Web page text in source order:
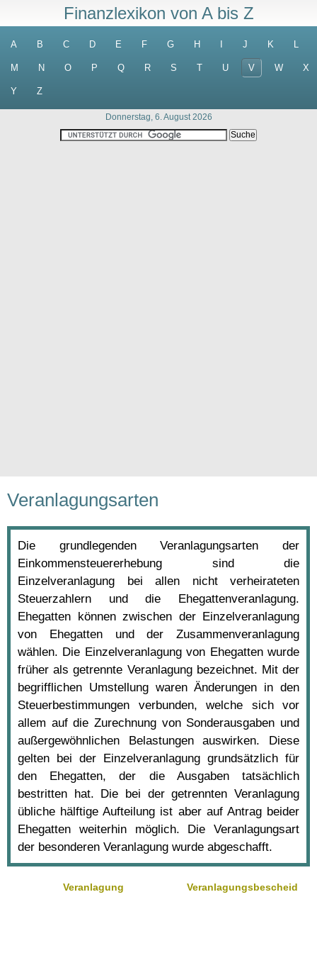
Finanzlexikon von A bis Z
A B C D E F G H J K L
M N O P Q R S T U V W X
Y Z
Donnerstag, 6. August 2026
Veranlagungsarten
Die grundlegenden Veranlagungsarten der
Einkommensteuererhebung sind die
Einzelveranlagung bei allen nicht verheirateten
Steuerzahlern und die Ehegattenveranlagung.
Ehegatten können zwischen der Einzelveranlagung
von Ehegatten und der Zusammenveranlagung
wählen. Die Einzelveranlagung von Ehegatten wurde
früher als getrennte Veranlagung bezeichnet. Mit der
begrifflichen Umstellung waren Änderungen in den
Steuerbestimmungen verbunden, welche sich vor
allem auf die Zurechnung von Sonderausgaben und
außergewöhnlichen Belastungen auswirken. Diese
gelten bei der Einzelveranlagung grundsätzlich für
den Ehegatten, der die Ausgaben tatsächlich
bestritten hat. Die bei der getrennten Veranlagung
übliche hälftige Aufteilung ist aber auf Antrag beider
Ehegatten weiterhin möglich. Die Veranlagungsart
der besonderen Veranlagung wurde abgeschafft.
Veranlagung Veranlagungsbescheid